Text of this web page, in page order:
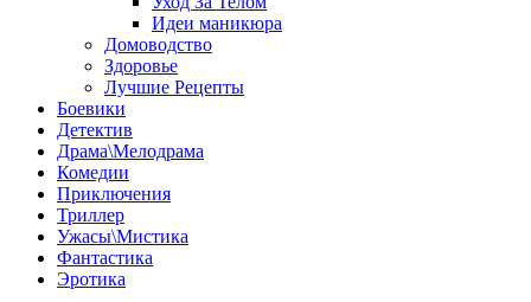
Идеи маникюра
Домоводство
Здоровье
Лучшие Рецепты
Боевики
Детектив
Драма\Мелодрама
Комедии
Приключения
Триллер
Ужасы\Мистика
Фантастика
Эротика